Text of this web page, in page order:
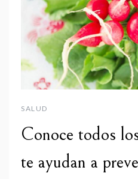
SALUD
Conoce todos
te ayudan a